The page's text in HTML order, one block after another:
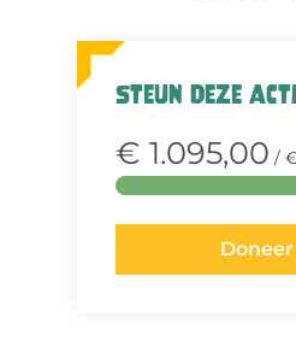
Steun deze
€ 1.095,00 /
Doneer